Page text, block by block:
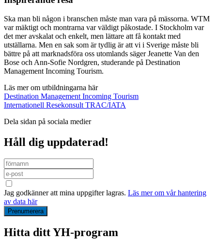
Ska man bli någon i branschen måste man vara på mässorna. WTM
var mäktigt och montrarna var väldigt påkostade. I Stockholm var
det mer avskalat och enkelt, men lättare att få kontakt med
utställarna. Men en sak som är tydlig är att vi i Sverige måste bli
bättre på att marknadsföra oss utomlands säger Jeanette Van den
Bose och Ann-Sofie Nordgren, studerande på Destination
Management Incoming Tourism.
Läs mer om utbildningarna här
Destination Management Incoming Tourism
Internationell Resekonsult TRAC/IATA
Dela sidan på sociala medier
Håll dig uppdaterad!
Jag godkänner att mina uppgifter lagras. Läs mer om vår hantering
av data här
Hitta ditt YH-program